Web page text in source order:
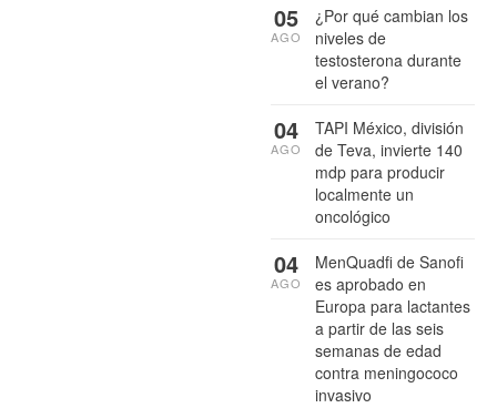
¿Por qué cambian los
niveles de
testosterona durante
el verano?
05
AGO
TAPI México, división
de Teva, invierte 140
mdp para producir
localmente un
oncológico
04
AGO
MenQuadfi de Sanofi
es aprobado en
Europa para lactantes
a partir de las seis
semanas de edad
contra meningococo
invasivo
04
AGO